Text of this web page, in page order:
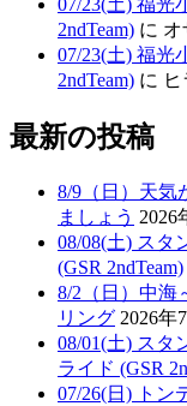
2ndTeam) に オ
07/23(土) 福光
2ndTeam) に ヒ
最新の投稿
8/9（日）天気
ましょう 2026
08/08(土) スタ
(GSR 2ndTeam)
8/2（日）中海
リング 2026年
08/01(土) スタ
ライド (GSR
07/26(日) トン